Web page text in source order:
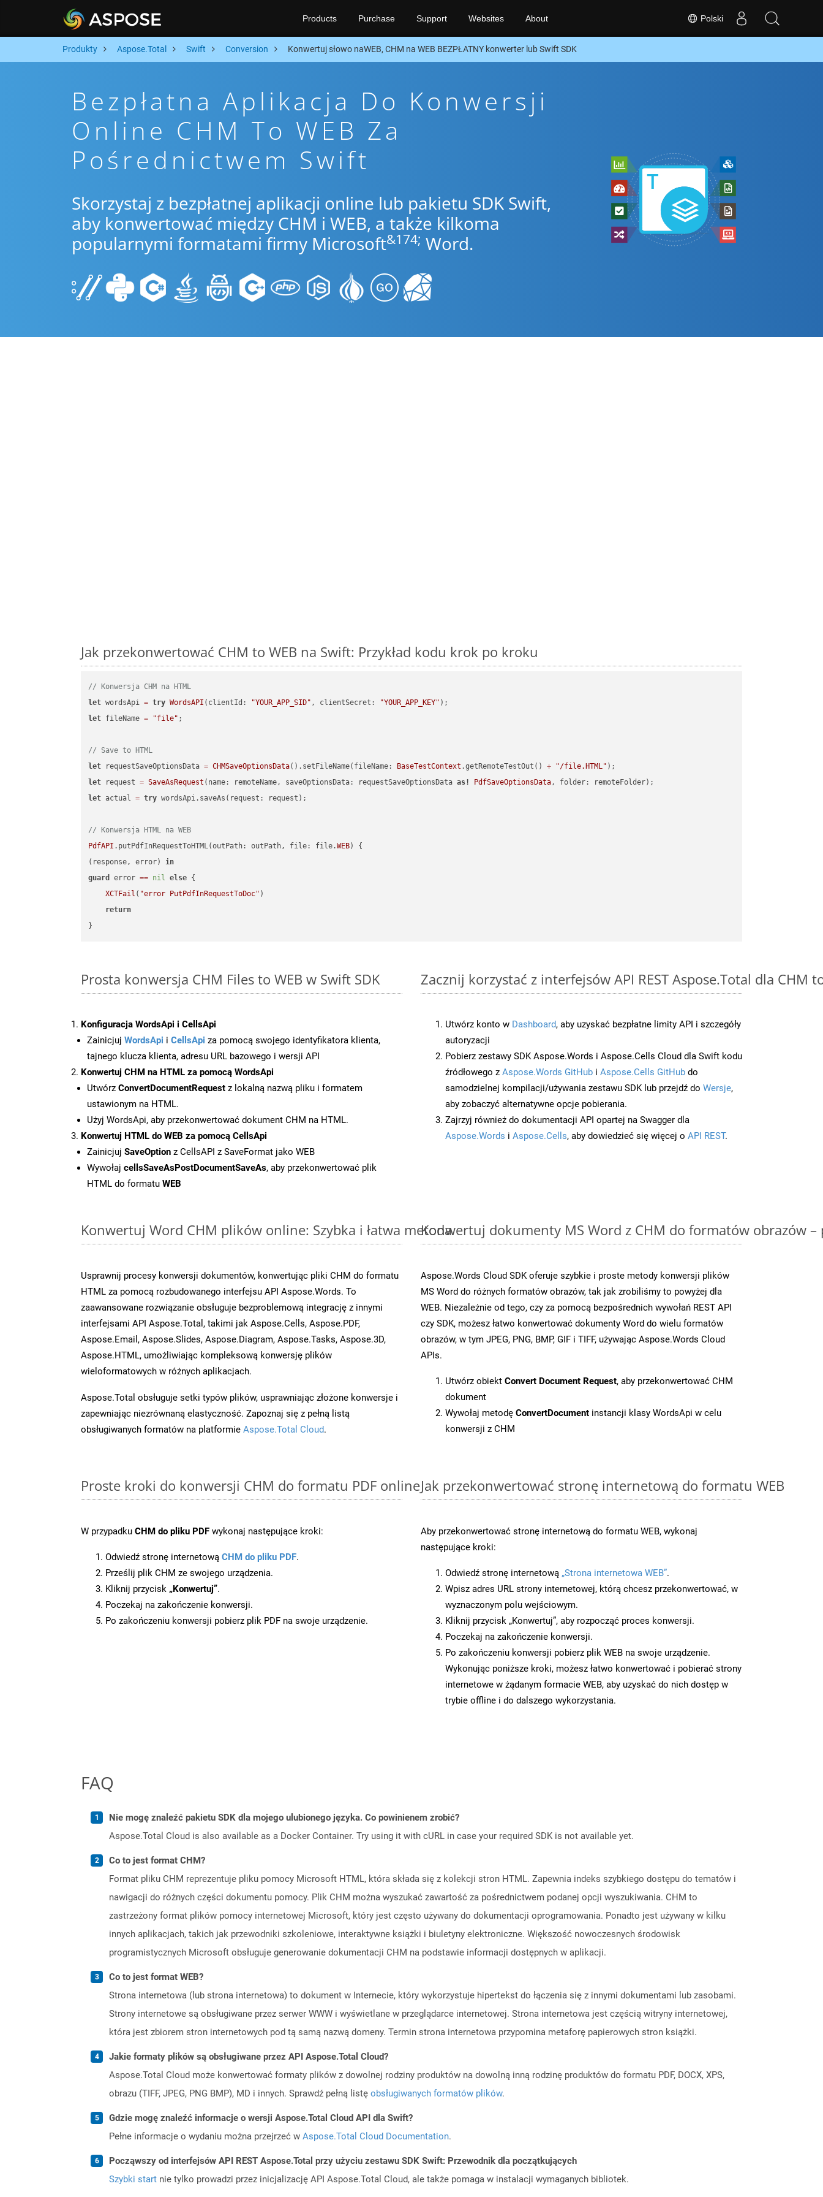
Polski
Products Purchase Support Websites About
Produkty Aspose.Total Swift Conversion Konwertuj słowo naWEB, CHM na WEB BEZPŁATNY konwerter lub Swift SDK
Bezpłatna Aplikacja Do Konwersji
Online CHM To WEB Za
Pośrednictwem Swift
Skorzystaj z bezpłatnej aplikacji online lub pakietu SDK Swift,
aby konwertować między CHM i WEB, a także kilkoma
popularnymi formatami firmy Microsoft&174; Word.
Jak przekonwertować CHM to WEB na Swift: Przykład kodu krok po kroku
// Konwersja CHM na HTML
let wordsApi = try WordsAPI (clientId: "YOUR_APP_SID" , clientSecret: "YOUR_APP_KEY"
let fileName = "file" ;
// Save to HTML
let requestSaveOptionsData = CHMSaveOptionsData().setFileName(fileName: BaseTestContext .getRemoteTestOut() + "/file.HTML"
let request = SaveAsRequest (name: remoteName, saveOptionsData: requestSaveOptionsData as! PdfSaveOptionsData
let actual = try wordsApi.saveAs(request: request);
// Konwersja HTML na WEB
PdfAPI .putPdfInRequestToHTML(outPath: outPath, file: file.WEB) {
(response, error) in
guard
error == nil else {
XCTFail ( "error PutPdfInRequestToDoc" )
return
Prosta konwersja CHM Files to WEB w Swift SDK
Konfiguracja WordsApi i CellsApi
Zainicjuj WordsApi i CellsApi za pomocą swojego identyfikatora klienta,
tajnego klucza klienta, adresu URL bazowego i wersji API
Konwertuj CHM na HTML za pomocą WordsApi
Utwórz ConvertDocumentRequest z lokalną nazwą pliku i formatem
ustawionym na HTML.
Użyj WordsApi, aby przekonwertować dokument CHM na HTML.
Konwertuj HTML do WEB za pomocą CellsApi
Zainicjuj SaveOption z CellsAPI z SaveFormat jako WEB
Wywołaj cellsSaveAsPostDocumentSaveAs, aby przekonwertować plik
HTML do formatu WEB
Zacznij korzystać z interfejsów API REST Aspose.Total dla CHM
Utwórz konto w Dashboard, aby uzyskać bezpłatne limity API i szczegóły
autoryzacji
Pobierz zestawy SDK Aspose.Words i Aspose.Cells Cloud dla Swift kodu
źródłowego z Aspose.Words GitHub i Aspose.Cells GitHub do
samodzielnej kompilacji/używania zestawu SDK lub przejdź do Wersje,
aby zobaczyć alternatywne opcje pobierania.
Zajrzyj również do dokumentacji API opartej na Swagger dla
Aspose.Words i Aspose.Cells, aby dowiedzieć się więcej o API REST.
Konwertuj Word CHM plików online: Szybka i łatwa metoda
Usprawnij procesy konwersji dokumentów, konwertując pliki CHM do formatu
HTML za pomocą rozbudowanego interfejsu API Aspose.Words. To
zaawansowane rozwiązanie obsługuje bezproblemową integrację z innymi
interfejsami API Aspose.Total, takimi jak Aspose.Cells, Aspose.PDF,
Aspose.Email, Aspose.Slides, Aspose.Diagram, Aspose.Tasks, Aspose.3D,
Aspose.HTML, umożliwiając kompleksową konwersję plików
wieloformatowych w różnych aplikacjach.
Aspose.Total obsługuje setki typów plików, usprawniając złożone konwersje i
zapewniając niezrównaną elastyczność. Zapoznaj się z pełną listą
obsługiwanych formatów na platformie Aspose.Total Cloud.
Konwertuj dokumenty MS Word z CHM do formatów obrazów
Aspose.Words Cloud SDK oferuje szybkie i proste metody konwersji plików
MS Word do różnych formatów obrazów, tak jak zrobiliśmy to powyżej dla
WEB. Niezależnie od tego, czy za pomocą bezpośrednich wywołań REST API
czy SDK, możesz łatwo konwertować dokumenty Word do wielu formatów
obrazów, w tym JPEG, PNG, BMP, GIF i TIFF, używając Aspose.Words Cloud
APIs.
Utwórz obiekt Convert Document Request, aby przekonwertować CHM
dokument
Wywołaj metodę ConvertDocument instancji klasy WordsApi w celu
konwersji z CHM
Proste kroki do konwersji CHM do formatu PDF online
W przypadku CHM do pliku PDF wykonaj następujące kroki:
Odwiedź stronę internetową CHM do pliku PDF.
Prześlij plik CHM ze swojego urządzenia.
Kliknij przycisk „Konwertuj”.
Poczekaj na zakończenie konwersji.
Po zakończeniu konwersji pobierz plik PDF na swoje urządzenie.
Jak przekonwertować stronę internetową do formatu WEB
Aby przekonwertować stronę internetową do formatu WEB, wykonaj
następujące kroki:
Odwiedź stronę internetową „Strona internetowa WEB”.
Wpisz adres URL strony internetowej, którą chcesz przekonwertować, w
wyznaczonym polu wejściowym.
Kliknij przycisk „Konwertuj”, aby rozpocząć proces konwersji.
Poczekaj na zakończenie konwersji.
Po zakończeniu konwersji pobierz plik WEB na swoje urządzenie.
Wykonując poniższe kroki, możesz łatwo konwertować i pobierać strony
internetowe w żądanym formacie WEB, aby uzyskać do nich dostęp w
trybie offline i do dalszego wykorzystania.
FAQ
Nie mogę znaleźć pakietu SDK dla mojego ulubionego języka. Co powinienem zrobić?
Aspose.Total Cloud is also available as a Docker Container. Try using it with cURL in case your required SDK is not available yet.
Co to jest format CHM?
Format pliku CHM reprezentuje pliku pomocy Microsoft HTML, która składa się z kolekcji stron HTML. Zapewnia indeks szybkiego dostępu do tematów i
nawigacji do różnych części dokumentu pomocy. Plik CHM można wyszukać zawartość za pośrednictwem podanej opcji wyszukiwania. CHM to
zastrzeżony format plików pomocy internetowej Microsoft, który jest często używany do dokumentacji oprogramowania. Ponadto jest używany w kilku
innych aplikacjach, takich jak przewodniki szkoleniowe, interaktywne książki i biuletyny elektroniczne. Większość nowoczesnych środowisk
programistycznych Microsoft obsługuje generowanie dokumentacji CHM na podstawie informacji dostępnych w aplikacji.
Co to jest format WEB?
Strona internetowa (lub strona internetowa) to dokument w Internecie, który wykorzystuje hipertekst do łączenia się z innymi dokumentami lub zasobami.
Strony internetowe są obsługiwane przez serwer WWW i wyświetlane w przeglądarce internetowej. Strona internetowa jest częścią witryny internetowej,
która jest zbiorem stron internetowych pod tą samą nazwą domeny. Termin strona internetowa przypomina metaforę papierowych stron książki.
Jakie formaty plików są obsługiwane przez API Aspose.Total Cloud?
Aspose.Total Cloud może konwertować formaty plików z dowolnej rodziny produktów na dowolną inną rodzinę produktów do formatu PDF, DOCX, XPS,
obrazu (TIFF, JPEG, PNG BMP), MD i innych. Sprawdź pełną listę obsługiwanych formatów plików.
Gdzie mogę znaleźć informacje o wersji Aspose.Total Cloud API dla Swift?
Pełne informacje o wydaniu można przejrzeć w Aspose.Total Cloud Documentation.
Począwszy od interfejsów API REST Aspose.Total przy użyciu zestawu SDK Swift: Przewodnik dla początkujących
Szybki start nie tylko prowadzi przez inicjalizację API Aspose.Total Cloud, ale także pomaga w instalacji wymaganych bibliotek.